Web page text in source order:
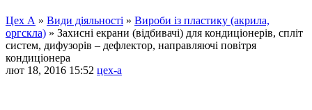
Цех А » Види діяльності » Вироби із пластику (акрила,
оргскла) » Захисні екрани (відбивачі) для кондиціонерів, спліт
систем, дифузорів – дефлектор, направляючі повітря
кондиціонера
лют 18, 2016 15:52 цех-а